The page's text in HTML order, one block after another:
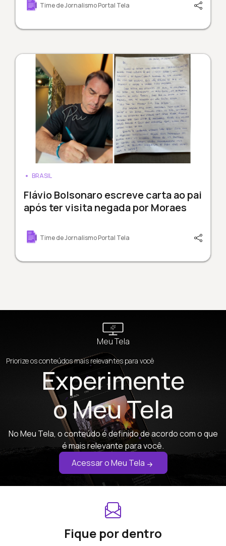
Time de Jornalismo Portal Tela
BRASIL
Flávio Bolsonaro escreve carta ao pai
após ter visita negada por Moraes
Time de Jornalismo Portal Tela
Meu Tela
Priorize os conteúdos mais relevantes para você
Experimente
o Meu Tela
No Meu Tela, o conteúdo é definido de acordo com o que
é mais relevante para você.
Acessar o Meu Tela
Fique por dentro